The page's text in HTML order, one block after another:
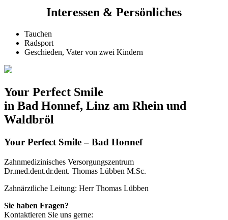
Interessen & Persönliches
Tauchen
Radsport
Geschieden, Vater von zwei Kindern
Your Perfect Smile
in Bad Honnef, Linz am Rhein und
Waldbröl
Your Perfect Smile – Bad Honnef
Zahnmedizinisches Versorgungszentrum
Dr.med.dent.dr.dent. Thomas Lübben M.Sc.
Zahnärztliche Leitung: Herr Thomas Lübben
Sie haben Fragen?
Kontaktieren Sie uns gerne: